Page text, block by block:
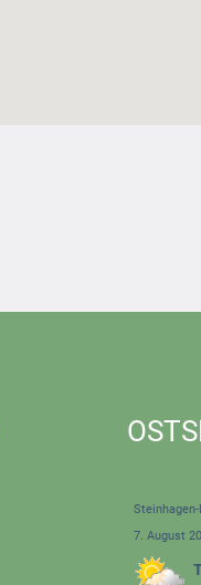
7. August